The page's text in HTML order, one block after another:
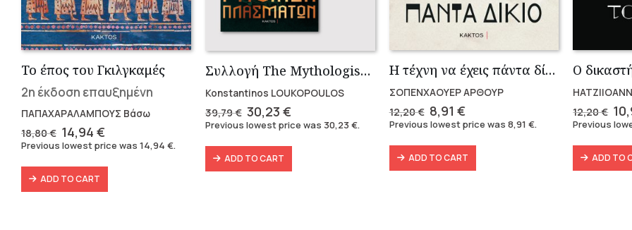
Το έπος του Γκιλγκαμές
2η έκδοση επαυξημένη
ΠΑΠΑΧΑΡΑΛΑΜΠΟΥΣ Βάσω
18,80€ Original
price
18,80 €.
14,94€
price
14,94 €.
Previous lowest price was 14,94 €.
ADD TO CART
Συλλογή The Mythologist (2 βιβλία)
Konstantinos LOUKOPOULOS
39,79€ Original
price
39,79 €.
30,23 €Current
price
30,23 €.
Previous lowest price was 30,23€.
ADD TO CART
Η τέχνη να έχεις πάντα δίκαιο
ΣΟΠΕΝΧΑΟΥΕΡ ΑΡΘΟΥΡ
12,20€ Original
price
12,20 €.
8,91 €Current
price
is:
8,91 €.
Previous lowest price was 8,91 €.
ADD TO CART
12,20€
Previous
ADD TO